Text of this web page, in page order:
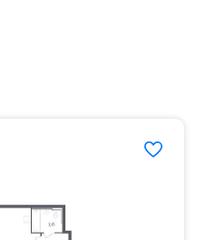
для наиболее